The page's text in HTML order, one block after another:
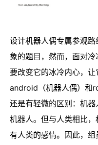
设计机器人偶专属参观
象的题目，然而，面对
要改变它的冰冷内心，让
android（机器人偶）和
还是有轻微的区别：机
机器人。但与人类相比
有人类的感情。因此，